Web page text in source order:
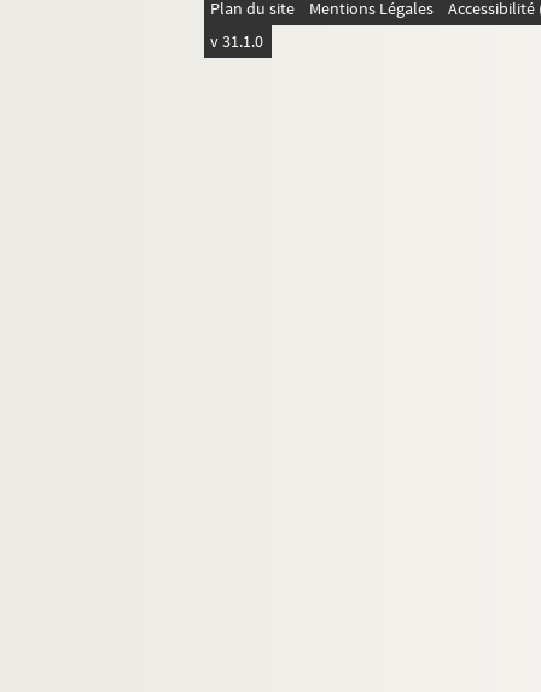
Plan du site Mentions Légales
v 31.1.0